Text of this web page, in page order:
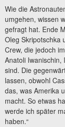
Wie die
umgehen, wissen
gefragt hat. Ende
Oleg Skripotschka
Crew, die jedoch
Anatoli Iwanischin,
sind. Die
lassen, obwohl
das, was Amerika
macht. So etwas
werde ich später
haben.“